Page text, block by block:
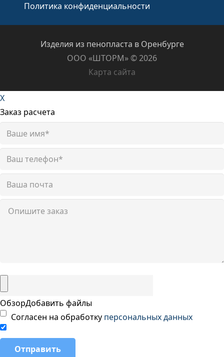
Политика конфиденциальности
Изделия из пенопласта в Оренбурге
ООО «ШТОРМ» ©️ 2026
Карта сайта
X
Заказ расчета
ОбзорДобавить файлы
Согласен на обработку персональных данных